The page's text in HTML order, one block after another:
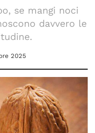
se mangi noci
davvero le
2025